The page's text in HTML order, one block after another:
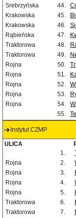
Srebrzyńska
44.
Krakowska
45.
Krakowska
46.
Rąbieńska
47.
Traktorowa
48.
Traktorowa
49.
Rojna
50.
Rojna
51.
Rojna
52.
Rojna
53.
Rojna
54.
55.
Instytut CZMP
ULICA
1.
Rojna
2.
Rojna
3.
Rojna
4.
Rojna
5.
Traktorowa
6.
Traktorowa
7.